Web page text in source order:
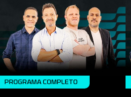
PROGRAMA COMPLETO